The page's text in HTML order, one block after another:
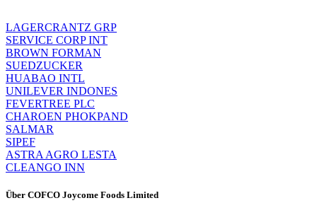
LAGERCRANTZ GRP
SERVICE CORP INT
BROWN FORMAN
SUEDZUCKER
HUABAO INTL
UNILEVER INDONES
FEVERTREE PLC
CHAROEN PHOKPAND
SALMAR
SIPEF
ASTRA AGRO LESTA
CLEANGO INN
Über COFCO Joycome Foods Limited